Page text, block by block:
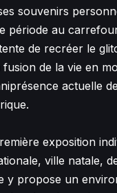
souvenirs
période au
de recréer le
de la vie en
actuelle
exposition
ville natale,
y propose un